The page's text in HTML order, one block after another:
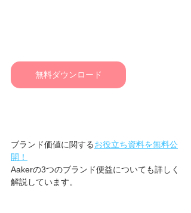
無料ダウンロード
ブランド価値に関するお役立ち資料を無料公
開！
Aakerの3つのブランド便益についても詳しく
解説しています。